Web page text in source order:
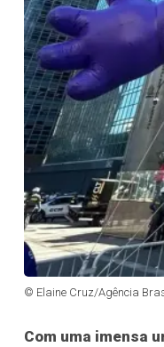
© Elaine Cruz/Agência
Com uma imensa